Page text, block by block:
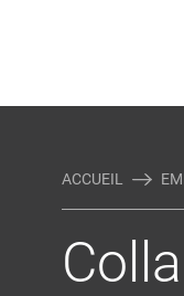
ACCUEIL